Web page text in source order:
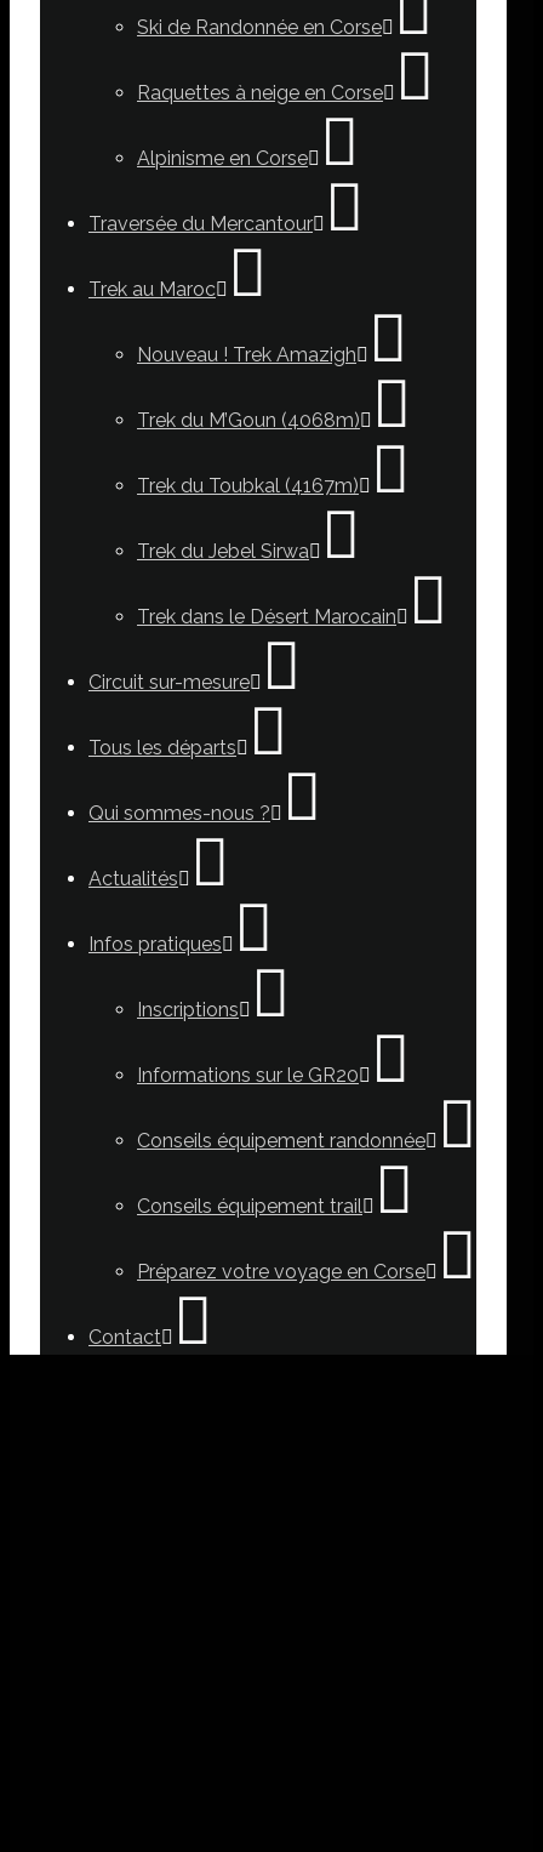
Ski de Randonnée en Corse
Raquettes à neige en Corse
Alpinisme en Corse
Traversée du Mercantour
Trek au Maroc
Nouveau ! Trek Amazigh
Trek du M’Goun (4068m)
Trek du Toubkal (4167m)
Trek du Jebel Sirwa
Trek dans le Désert Marocain
Circuit sur-mesure
Tous les départs
Qui sommes-nous ?
Actualités
Infos pratiques
Inscriptions
Informations sur le GR20
Conseils équipement randonnée
Conseils équipement trail
Préparez votre voyage en Corse
Contact